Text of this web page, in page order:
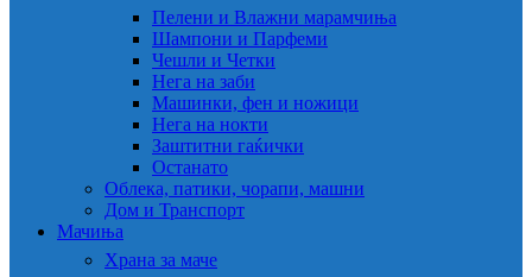
Пелени и Влажни марамчиња
Шампони и Парфеми
Чешли и Четки
Нега на заби
Машинки, фен и ножици
Нега на нокти
Заштитни гаќички
Останато
Облека, патики, чорапи, машни
Дом и Транспорт
Мачиња
Храна за маче